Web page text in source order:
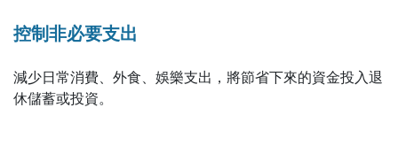
控制非必要支出
減少日常消費、外食、娛樂支出，將節省下來的資金投入退
休儲蓄或投資。